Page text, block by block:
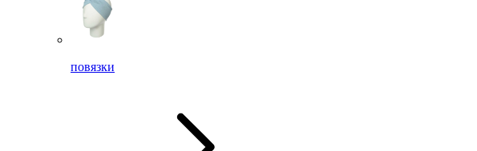
повязки